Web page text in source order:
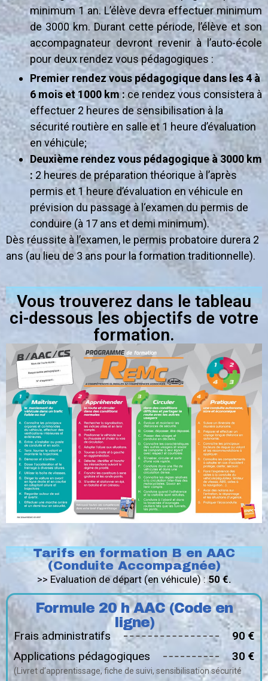
minimum 1 an. L’élève devra effectuer minimum
de 3000 km. Durant cette période, l’élève et son
accompagnateur devront revenir à l’auto-école
pour deux rendez vous pédagogiques :
Premier rendez vous pédagogique dans les 4 à
6 mois et 1000 km :ce rendez vous consistera à
effectuer 2 heures de sensibilisation à la
sécurité routière en salle et 1 heure d’évaluation
en véhicule;
Deuxième rendez vous pédagogique à 3000 km
: 2 heures de préparation théorique à l’après
permis et 1 heure d’évaluation en véhicule en
prévision du passage à l‘examen du permis de
conduire (à 17 ans et demi minimum).
Dès réussite à l’examen, le permis probatoire durera 2
ans (au lieu de 3 ans pour la formation traditionnelle).
Vous trouverez dans le tableau
ci-dessous les objectifs de votre
formation.
Tarifs en formation B en AAC
(Conduite Accompagnée)
>> Evaluation de départ (en véhicule) :50 €.
Formule 20 h AAC (Code en
ligne)
Frais administratifs
90 €
Applications pédagogiques
30 €
(Livret d’apprentissage, fiche de suivi, sensibilisation sécurité